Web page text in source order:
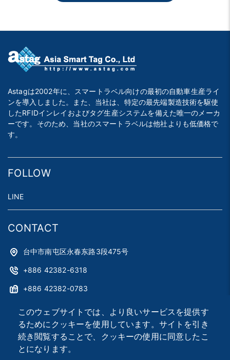
このウェブサイトでは、より良いサービスを提供す
るためにクッキーを使用しています。サイトを引き
続き閲覧することで、クッキーの使用に同意したこ
とになります。
Astagは2002年に、スマートラベル向けの最初の自動車生産ライ
ンを導入しました。また、当社は、特定の最先端製造技術を駆使
したRFIDインレイおよびタグ生産システムを備えた唯一のメーカ
ーです。そのため、当社のスマートラベルは他社よりも低価格で
す。
FOLLOW
LINE
CONTACT
台中市南屯区永春东路3段475号
+886 42382-6318
+886 42382-0783
astag@astag.com
roger@astag.com